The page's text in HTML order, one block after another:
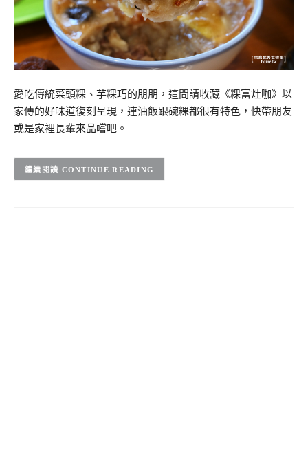
愛吃傳統菜頭粿、芋粿巧的朋朋，這間請收藏《粿富灶咖》以
家傳的好味道復刻呈現，連油飯跟碗粿都很有特色，快帶朋友
或是家裡長輩來品嚐吧。
CONTINUE READING